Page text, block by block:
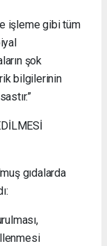
işleme gibi tüm
şok
bilgilerinin
gıdalarda